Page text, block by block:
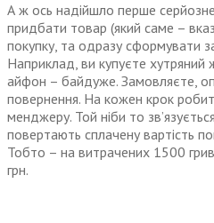
А ж ось надійшло перше
придбати товар (який саме –
покупку, та одразу сформувати
Наприклад, ви купуєте хутряний
айфон – байдуже. Замовляєте,
повернення. На кожен крок
менджеру. Той ніби то
повертають сплачену вартість
Тобто – на витрачених 1500
грн.